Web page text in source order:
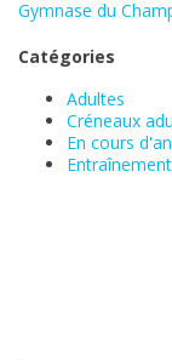
Gymnase du
Catégories
Adultes
Créneaux
En cours